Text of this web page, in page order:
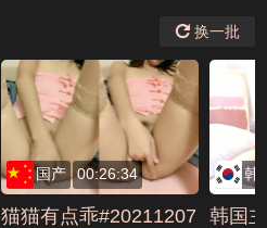
换一批
国产 00:26:34
猫猫有点乖#20211207
韩
韩国